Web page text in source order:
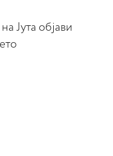
Јута објави